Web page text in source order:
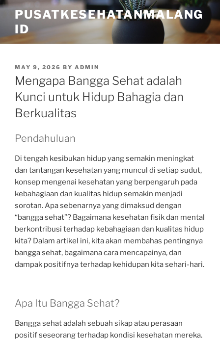
Skip
content
PUSATKESEHATANMALANG
ID
POSTED
ON
MAY 9, 2026 BY ADMIN
Mengapa Bangga Sehat adalah
Kunci untuk Hidup Bahagia dan
Berkualitas
Pendahuluan
Di tengah kesibukan hidup yang semakin meningkat
dan tantangan kesehatan yang muncul di setiap sudut,
konsep mengenai kesehatan yang berpengaruh pada
kebahagiaan dan kualitas hidup semakin menjadi
sorotan. Apa sebenarnya yang dimaksud dengan
“bangga sehat”? Bagaimana kesehatan fisik dan mental
berkontribusi terhadap kebahagiaan dan kualitas hidup
kita? Dalam artikel ini, kita akan membahas pentingnya
bangga sehat, bagaimana cara mencapainya, dan
dampak positifnya terhadap kehidupan kita sehari-hari.
Apa Itu Bangga Sehat?
Bangga sehat adalah sebuah sikap atau perasaan
positif seseorang terhadap kondisi kesehatan mereka.